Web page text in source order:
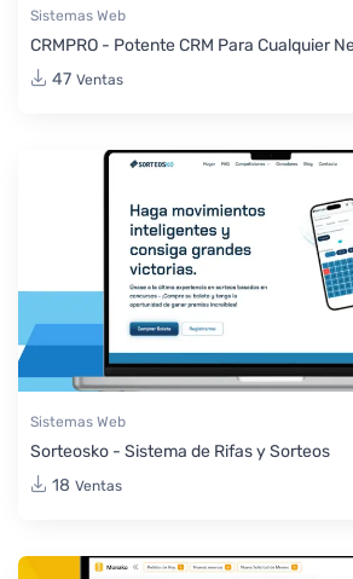
Sistemas Web
CRMPRO - Potente CRM Para Cualquier
47 Ventas
Sistemas Web
Sorteosko - Sistema de Rifas y Sorteos
18 Ventas